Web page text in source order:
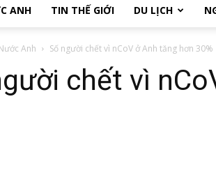
ANH TIN THẾ GIỚI DU LỊCH
Anh Số người chết vì nCoV ở Anh tăng hơn 30%
chết vì